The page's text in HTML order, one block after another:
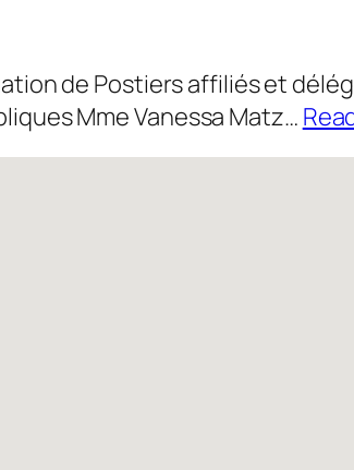
de Postiers affiliés et
Mme Vanessa Matz…